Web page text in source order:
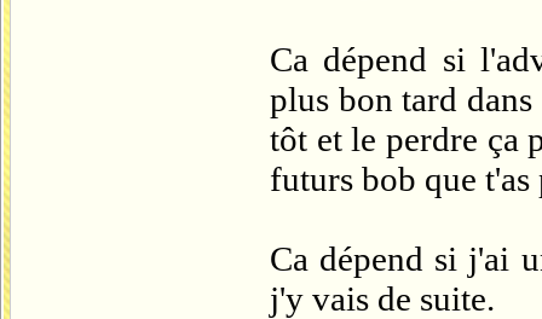
Ca dépend si
plus bon tard
tôt et le perdre ça
futurs bob que
Ca dépend si j'ai
j'y vais de suite.